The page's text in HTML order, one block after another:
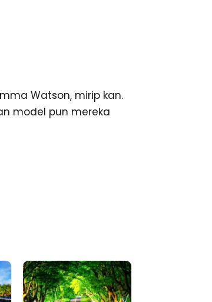
Watson, mirip kan.
model pun mereka